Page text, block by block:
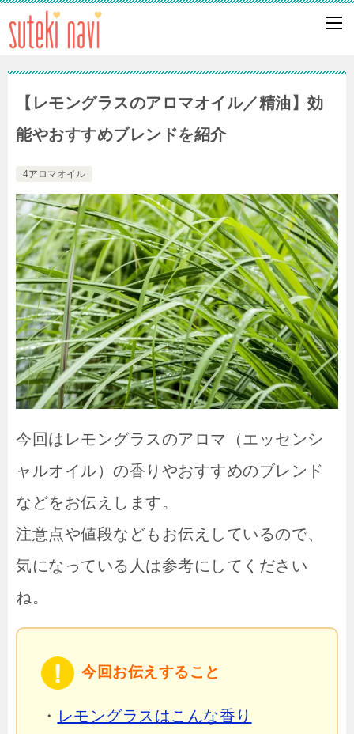
【レモングラスのアロマオイル／精油】効
能やおすすめブレンドを紹介
4アロマオイル
今回はレモングラスのアロマ（エッセンシ
ャルオイル）の香りやおすすめのブレンド
などをお伝えします。
注意点や値段などもお伝えしているので、
気になっている人は参考にしてください
ね。
今回お伝えすること
・ レモングラスはこんな香り